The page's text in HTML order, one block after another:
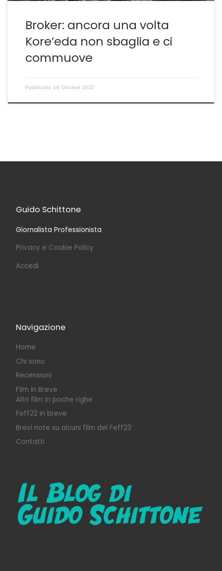
Broker: ancora una volta
Kore’eda non sbaglia e ci
commuove
Pubblicato 19 Ottobre 2022
Guido Schittone
Giornalista Professionista
Privacy e Cookie Policy
Accedi
Navigazione
Home
Chi sono
Recensioni
Film in Breve
Altri film in poche righe
Feff22 in breve
Brevi note su alcuni film del Feff23
Contatti